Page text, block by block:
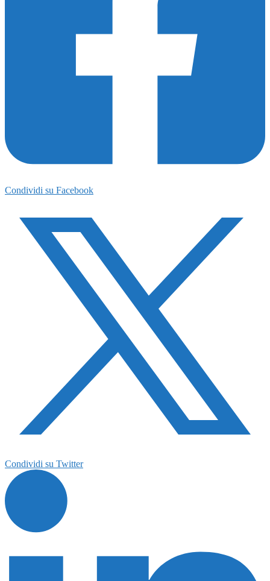
Condividi su Facebook
Condividi su Twitter